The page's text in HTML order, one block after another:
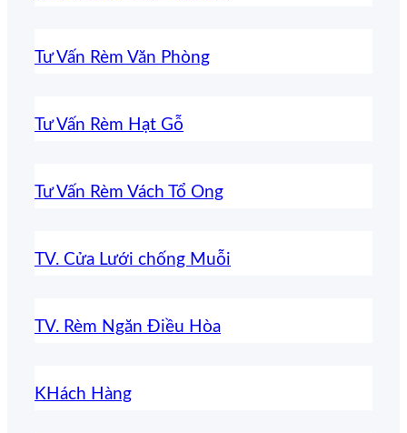
Tư Vấn Rèm Văn Phòng
Tư Vấn Rèm Hạt Gỗ
Tư Vấn Rèm Vách Tổ Ong
TV. Cửa Lưới chống Muỗi
TV. Rèm Ngăn Điều Hòa
KHách Hàng